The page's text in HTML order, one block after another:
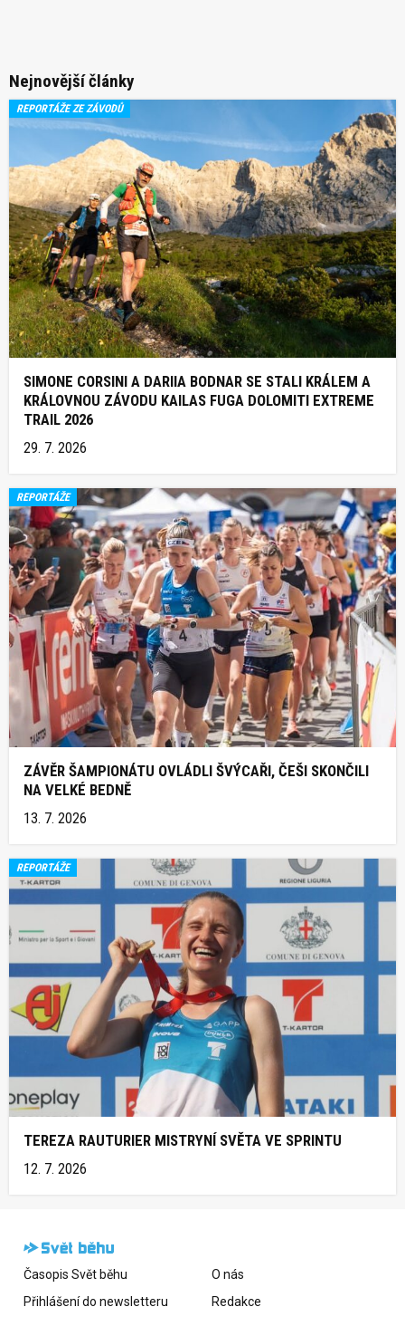
Nejnovější články
REPORTÁŽE ZE ZÁVODŮ
SIMONE CORSINI A DARIIA BODNAR SE STALI KRÁLEM A
KRÁLOVNOU ZÁVODU KAILAS FUGA DOLOMITI EXTREME
TRAIL 2026
29. 7. 2026
REPORTÁŽE
ZÁVĚR ŠAMPIONÁTU OVLÁDLI ŠVÝCAŘI, ČEŠI SKONČILI
NA VELKÉ BEDNĚ
13. 7. 2026
REPORTÁŽE
TEREZA RAUTURIER MISTRYNÍ SVĚTA VE SPRINTU
12. 7. 2026
Časopis Svět běhu
Přihlášení do newsletteru
O nás
Redakce